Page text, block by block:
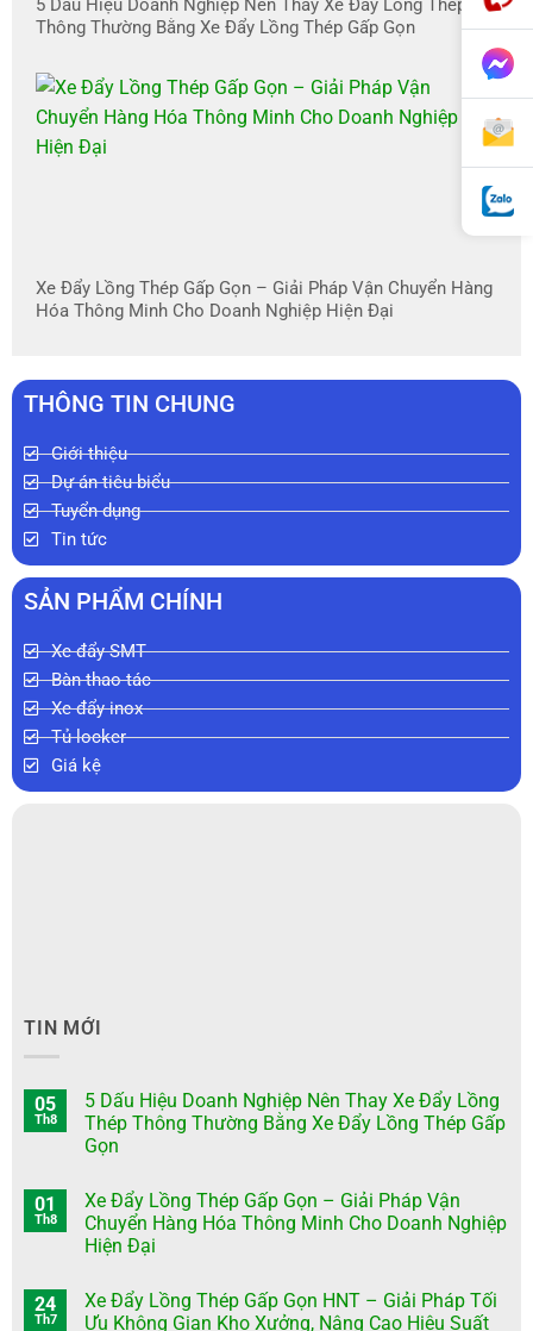
5 Dấu Hiệu Doanh Nghiệp Nên Thay Xe Đẩy Lồng Thép
Thông Thường Bằng Xe Đẩy Lồng Thép Gấp Gọn
Xe Đẩy Lồng Thép Gấp Gọn – Giải Pháp Vận Chuyển Hàng
Hóa Thông Minh Cho Doanh Nghiệp Hiện Đại
THÔNG TIN CHUNG
Giới thiệu
Dự án tiêu biểu
Tuyển dụng
Tin tức
SẢN PHẨM CHÍNH
Xe đẩy SMT
Bàn thao tác
Xe đẩy inox
Tủ locker
Giá kệ
TIN MỚI
05
Th8
5 Dấu Hiệu Doanh Nghiệp Nên Thay Xe Đẩy Lồng
Thép Thông Thường Bằng Xe Đẩy Lồng Thép Gấp
Gọn
01
Th8
Xe Đẩy Lồng Thép Gấp Gọn – Giải Pháp Vận
Chuyển Hàng Hóa Thông Minh Cho Doanh Nghiệp
Hiện Đại
24
Th7
Xe Đẩy Lồng Thép Gấp Gọn HNT – Giải Pháp Tối
Ưu Không Gian Kho Xưởng, Nâng Cao Hiệu Suất